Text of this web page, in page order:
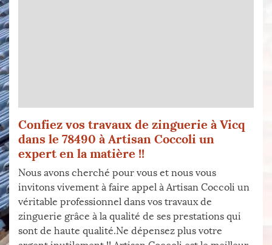
Confiez vos travaux de zinguerie à Vicq
dans le 78490 à Artisan Coccoli un
expert en la matière !!
Nous avons cherché pour vous et nous vous
invitons vivement à faire appel à Artisan Coccoli un
véritable professionnel dans vos travaux de
zinguerie grâce à la qualité de ses prestations qui
sont de haute qualité.Ne dépensez plus votre